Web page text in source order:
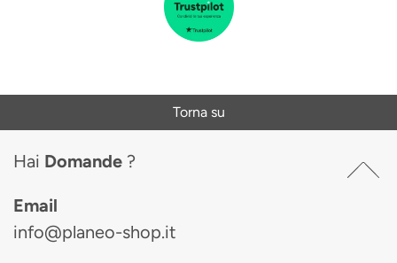
Torna su
Hai Domande ?
Email
info@planeo-shop.it